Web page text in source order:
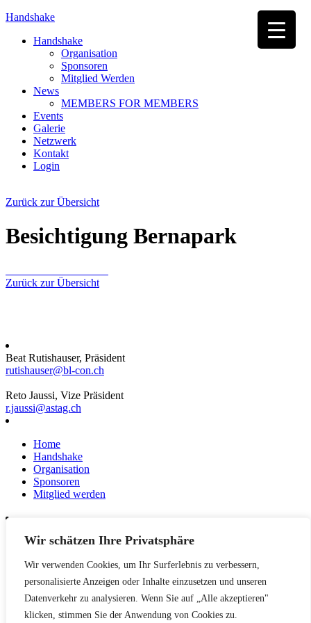
Wir schätzen Ihre Privatsphäre
Wir verwenden Cookies, um Ihr Surferlebnis zu verbessern,
personalisierte Anzeigen oder Inhalte einzusetzen und unseren
Datenverkehr zu analysieren. Wenn Sie auf „Alle akzeptieren"
klicken, stimmen Sie der Anwendung von Cookies zu.
Handshake
Handshake
Organisation
Sponsoren
Mitglied Werden
News
MEMBERS FOR MEMBERS
Events
Galerie
Netzwerk
Kontakt
Login
Zurück zur Übersicht
Besichtigung Bernapark
Zurück zur Übersicht
Beat Rutishauser, Präsident
rutishauser@bl-con.ch
Reto Jaussi, Vize Präsident
r.jaussi@astag.ch
Home
Handshake
Organisation
Sponsoren
Mitglied werden
News
Netzwerk
Kontakt